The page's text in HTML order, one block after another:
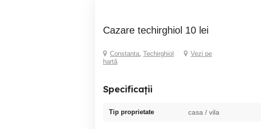
cazare techirghiol 10 lei
Constanta, Techirghiol
Vezi pe
hartă
Specificații
Tip proprietate casa / vila